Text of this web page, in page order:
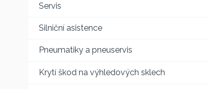
Servis
Silniční asistence
Pneumatiky a pneuservis
Krytí škod na výhledových sklech